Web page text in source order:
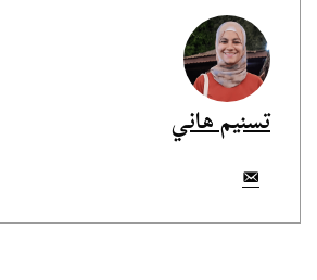
تسنيم هاني